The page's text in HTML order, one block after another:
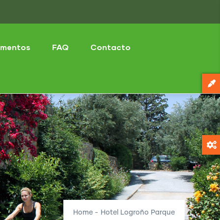
FAQ Contacto
Home - Hotel Logroño Parque